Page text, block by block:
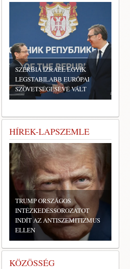
SZERBIA IZRAEL EGYIK
LEGSTABILABB EURÓPAI
SZÖVETSÉGESÉVÉ VÁLT
HÍREK-LAPSZEMLE
TRUMP ORSZÁGOS
INTÉZKEDÉSSOROZATOT
INDÍT AZ ANTISZEMITIZMUS
ELLEN
KÖZÖSSÉG